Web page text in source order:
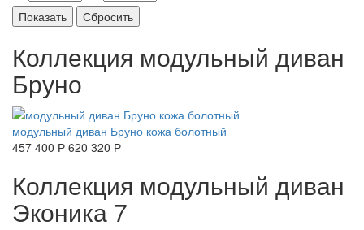
Коллекция модульный диван
Бруно
модульный диван Бруно кожа болотный
457 400 Р 620 320 Р
Коллекция модульный диван
Эконика 7